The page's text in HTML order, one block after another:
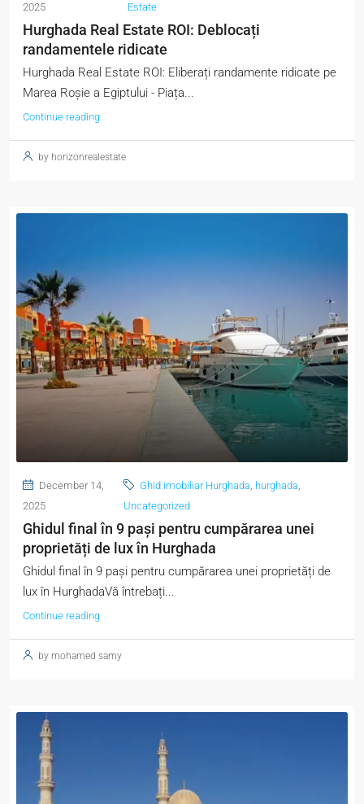
2025 Estate
Hurghada Real Estate ROI: Deblocați
randamentele ridicate
Hurghada Real Estate ROI: Eliberați randamente ridicate pe
Marea Roșie a Egiptului - Piața...
Continue reading
by horizonrealestate
December 14,
2025
Ghid imobiliar Hurghada hurghada
Uncategorized
Ghidul final în 9 pași pentru cumpărarea unei
proprietăți de lux în Hurghada
Ghidul final în 9 pași pentru cumpărarea unei proprietăți de
lux în HurghadaVă întrebați...
Continue reading
by mohamed samy